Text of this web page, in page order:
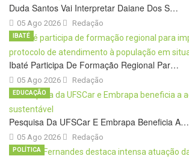
Duda Santos Vai Interpretar Daiane Dos S…
05 Ago 2026 Redação
Ibaté Participa De Formação Regional Par…
05 Ago 2026
IBATÉ
Redação
Pesquisa Da UFSCar E Embrapa Beneficia A…
05 Ago 2026
EDUCAÇÃO
Redação
POLÍTICA